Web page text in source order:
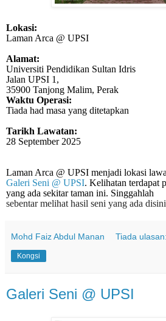
Lokasi:
Laman Arca @ UPSI
Alamat:
Universiti Pendidikan Sultan Idris
Jalan UPSI 1,
35900 Tanjong Malim, Perak
Waktu Operasi:
Tiada had masa yang ditetapkan
Tarikh Lawatan:
28 September 2025
Laman Arca @ UPSI menjadi lokasi
Galeri Seni @ UPSI. Kelihatan terdapat
yang ada sekitar taman ini. Singgahlah
sebentar melihat hasil seni yang ada
Mohd Faiz Abdul Manan Tiada ulasan:
Kongsi
Galeri Seni @ UPSI